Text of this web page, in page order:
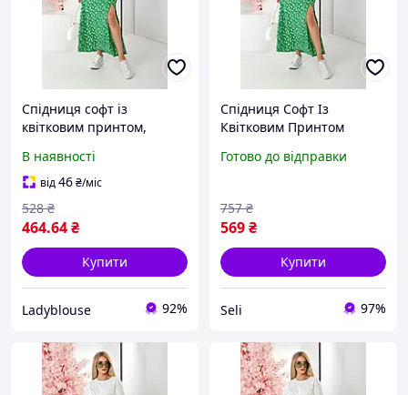
Спідниця софт із
квітковим принтом,
резинці, вільний крій,
Зелений, L-XL
В наявності
від46₴/міс
464.64₴
528 ₴
Купити
Ladyblouse 92%
Спідниця Софт Із
Квітковим Принтом
Готово до відправки
569₴
757 ₴
Купити
Seli 97%